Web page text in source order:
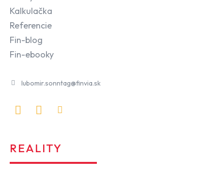
Kalkulačka
Referencie
Fin-blog
Fin-ebooky
lubomir.sonntag@finvia.sk
REALITY